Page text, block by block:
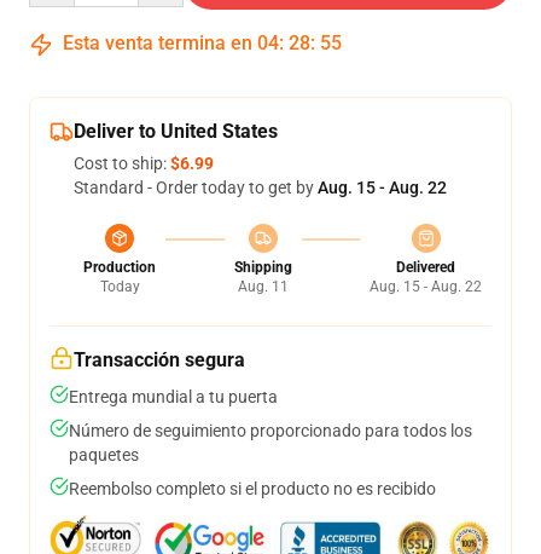
Esta venta termina en 04: 28: 54
Deliver to United States
Cost to ship:$6.99
Standard - Order today to get byAug. 15 - Aug. 22
Production
Today
Shipping
Aug. 11
Delivered
Aug. 15 - Aug. 22
Transacción segura
Entrega mundial a tu puerta
Número de seguimiento proporcionado para todos los
paquetes
Reembolso completo si el producto no es recibido